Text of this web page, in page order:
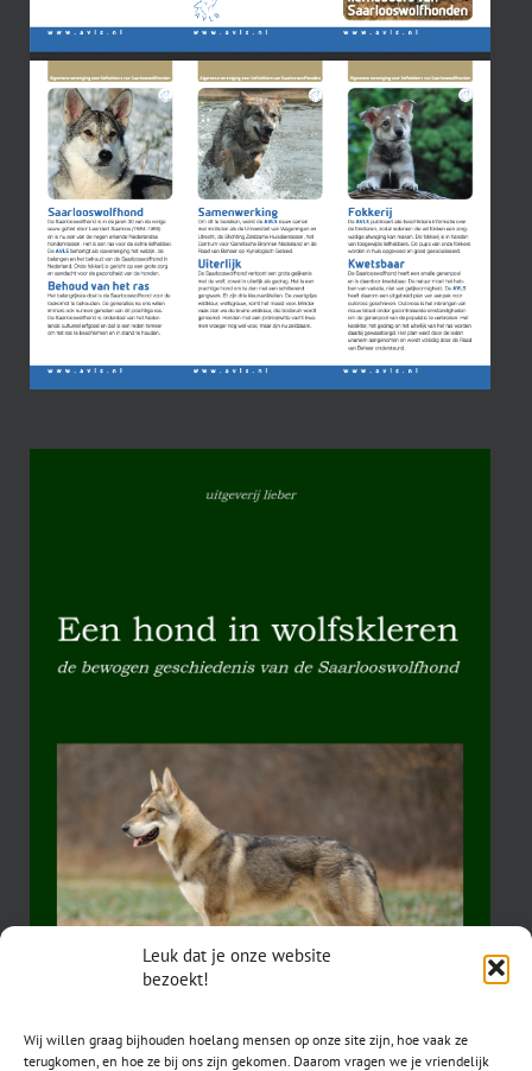
Leuk dat je onze website
bezoekt!
Wij willen graag bijhouden hoelang mensen op onze site zijn, hoe vaak ze
terugkomen, en hoe ze bij ons zijn gekomen. Daarom vragen we je vriendelijk